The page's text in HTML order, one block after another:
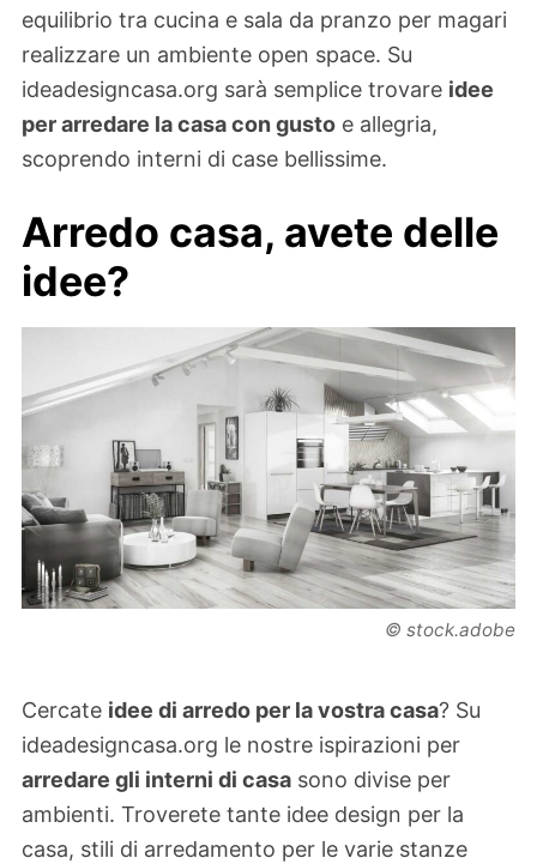
equilibrio tra cucina e sala da pranzo per magari
realizzare un ambiente open space. Su
ideadesigncasa.org sarà semplice trovare idee
per arredare la casa con gusto e allegria,
scoprendo interni di case bellissime.
Arredo casa, avete delle
idee?
© stock.adobe
Cercate idee di arredo per la vostra casa? Su
ideadesigncasa.org le nostre ispirazioni per
arredare gli interni di casa sono divise per
ambienti. Troverete tante idee design per la
casa, stili di arredamento per le varie stanze